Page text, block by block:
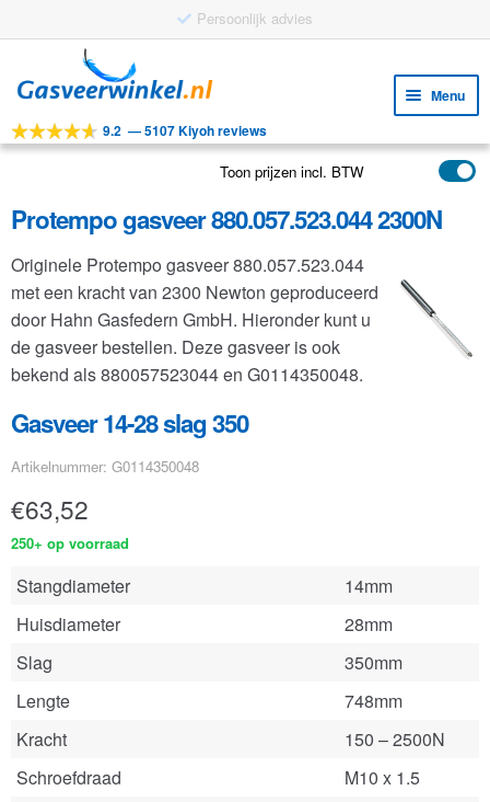
door
navigatie
naar
inhoud
Menu
Tools
Toepassingen
Klantenservice
FAQ
9.2 —5107 Kiyoh reviews
Toon prijzen incl. BTW
Protempo gasveer 880.057.523.044 2300N
Originele Protempo gasveer 880.057.523.044
met een kracht van 2300 Newton geproduceerd
door Hahn Gasfedern GmbH. Hieronder kunt u
de gasveer bestellen. Deze gasveer is ook
bekend als 880057523044 en G0114350048.
Gasveer 14-28 slag 350
Artikelnummer: G0114350048
€63,52
250+ op voorraad
Stangdiameter
14mm
Huisdiameter
28mm
Slag
350mm
Lengte
748mm
Kracht
150 – 2500N
Schroefdraad
M10 x 1.5